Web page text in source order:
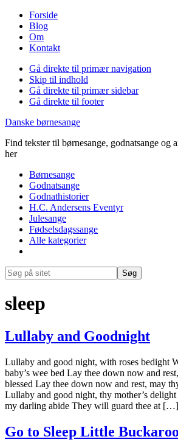
Forside
Blog
Om
Kontakt
Gå direkte til primær navigation
Skip til indhold
Gå direkte til primær sidebar
Gå direkte til footer
Danske børnesange
Find tekster til børnesange, godnatsange og
her
Børnesange
Godnatsange
Godnathistorier
H.C. Andersens Eventyr
Julesange
Fødselsdagssange
Alle kategorier
Søg
på
Search
sleep
Lullaby and Goodnight
Lullaby and good night, with roses bedight
baby’s wee bed Lay thee down now and
blessed Lay thee down now and rest, may
Lullaby and good night, thy mother’s
my darling abide They will guard thee at […]
Go to Sleep Little Buckaroo